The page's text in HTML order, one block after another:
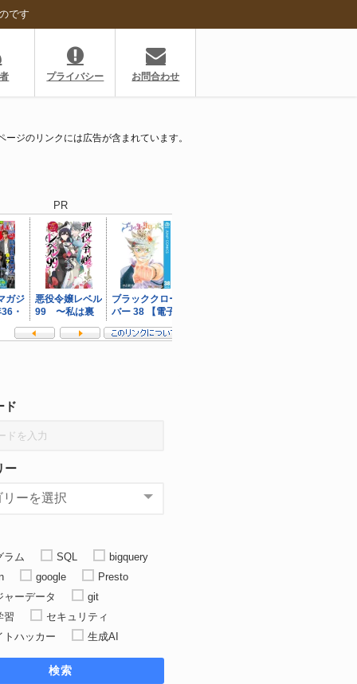
です
プライバシー お問合わせ
ージのリンクには広告が含まれています。
PR
ド
ー
ラム SQL
bigquery
google
Presto
ャーデータ
git
習
セキュリティ
トハッカー
生成AI
検索